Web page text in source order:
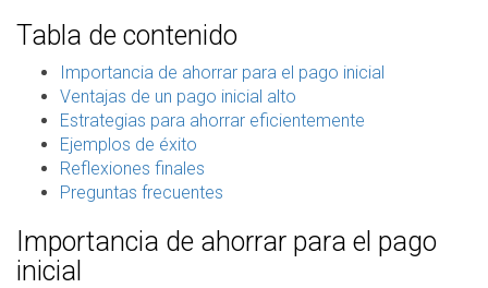
Tabla de contenido
Importancia de ahorrar para el pago inicial
Ventajas de un pago inicial alto
Estrategias para ahorrar eficientemente
Ejemplos de éxito
Reflexiones finales
Preguntas frecuentes
Importancia de ahorrar para el pago
inicial